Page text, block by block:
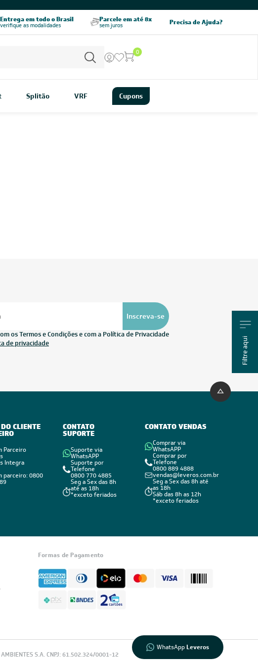
Precisa de Ajuda?
Entrega em todo o Brasil
verifique as modalidades
Parcele em até 8x
sem juros
5% OFF no PIX
pagamento à vista
0
Splitão VRF Cupons
Filtre aqui
Inscreva-se
os Termos e Condições e com a Política de Privacidade
de privacidade
CLIENTE
Parceiro
Integra
parceiro: 0800
CONTATO
SUPORTE
Suporte via
WhatsAPP
Suporte por
Telefone
0800 770 4885
Seg a Sex das 8h
até as 18h
*exceto feriados
CONTATO VENDAS
Comprar via
WhatsAPP
Comprar por
Telefone
0800 889 4888
vendas@leveros.com.br
Seg a Sex das 8h até
as 18h
Sáb das 8h as 12h
*exceto feriados
Formas de Pagamento
S.A. CNPJ: 61.502.324/0001-12
WhatsAppLeveros
LIA